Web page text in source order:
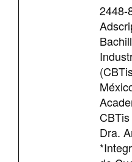
2448-
Dra.